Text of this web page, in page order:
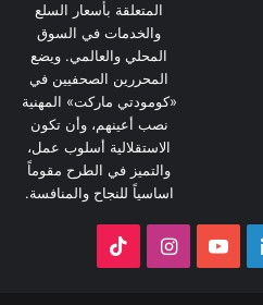
المتعلقة بأسعار السلع
والخدمات في السوق
المحلي والعالمي. ويضع
المحررين الصحفيين في
«كومودتي ماركت» المهنية
نصب أعينهم، وأن تكون
الاستقلالية أسلوب عمل،
والتميز في الطرح مقوماً
اساسياً للنجاح والمنافسة.
لينكدإنيوتيوبانستقرام